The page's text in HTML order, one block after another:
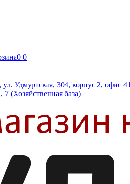
0 0
Удмуртская, 304, корпус 2, офис 41
(Хозяйственная база)